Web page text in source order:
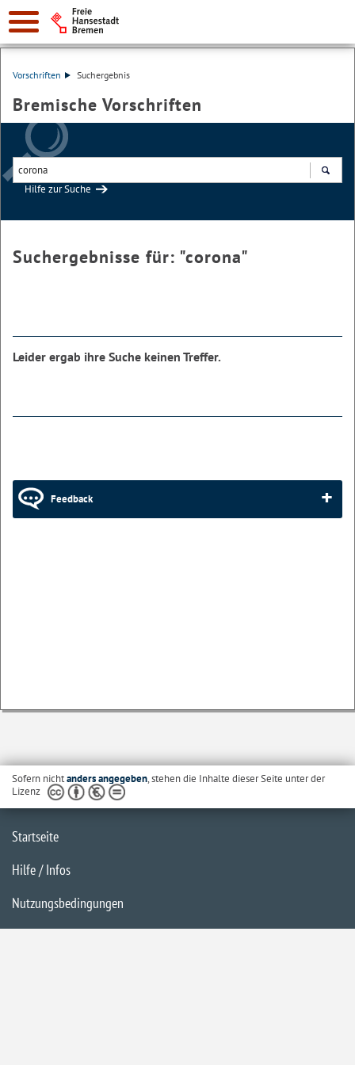
Vorschriften Suchergebnis
Bremische Vorschriften
Hilfe zur Suche
Suchergebnisse für: "corona"
Leider ergab ihre Suche keinen Treffer.
Feedback
Sofern nichtanders angegeben, stehen die Inhalte dieser Seite unter der
Lizenz
Startseite
Hilfe / Infos
Nutzungsbedingungen